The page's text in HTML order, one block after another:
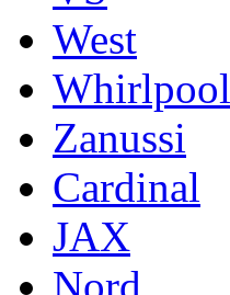
West
Whirlpool
Zanussi
Cardinal
JAX